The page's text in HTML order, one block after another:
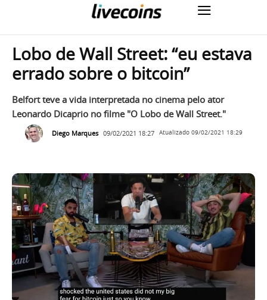
Lobo de Wall Street: “eu estava
errado sobre o bitcoin”
Belfort teve a vida interpretada no cinema pelo ator
Leonardo Dicaprio no filme "O Lobo de Wall Street."
Diego Marques 09/02/2021 18:27 Atualizado 09/02/2021 18:29